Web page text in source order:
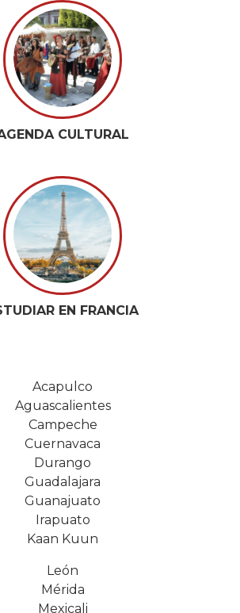
CULTURAL
EN FRANCIA
Acapulco
Aguascalientes
Campeche
Cuernavaca
Durango
Guadalajara
Guanajuato
Irapuato
Kaan Kuun
León
Mérida
Mexicali